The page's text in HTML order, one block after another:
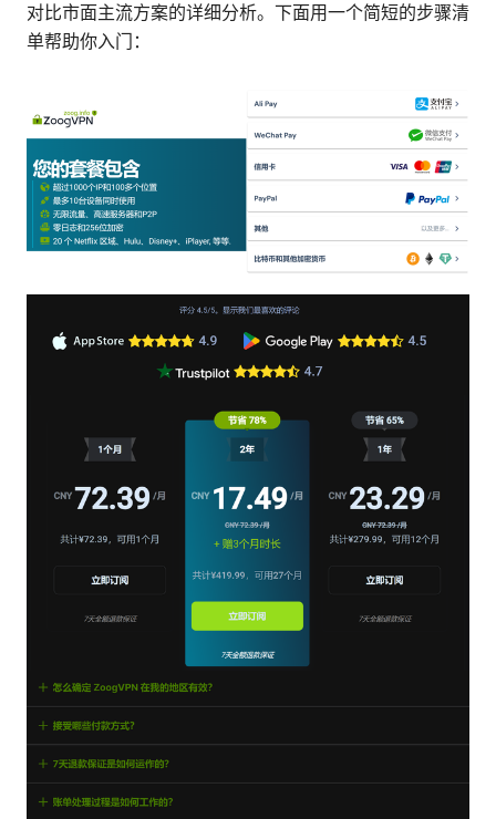
对比市面主流方案的详细分析。下面用一个简短的步骤清
单帮助你入门：